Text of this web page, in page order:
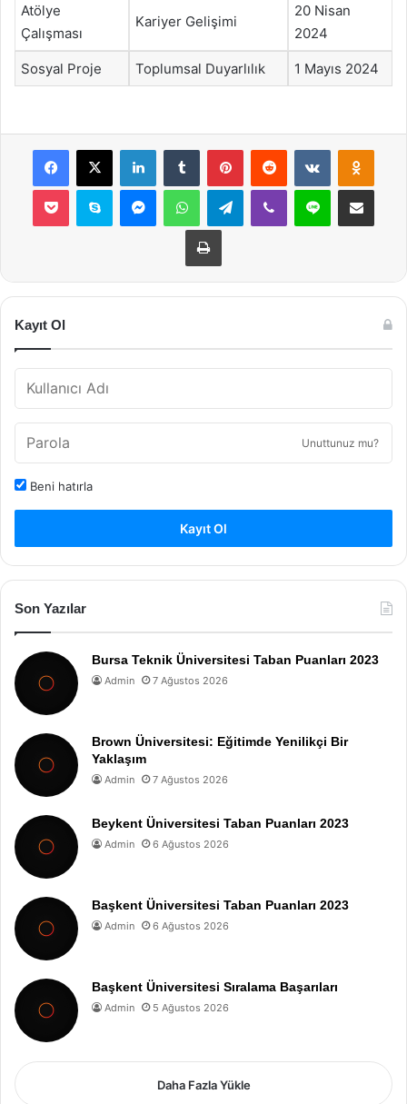
Atölye
Çalışması
Kariyer Gelişimi
20 Nisan
2024
Sosyal Proje Toplumsal Duyarlılık 1 Mayıs 2024
Facebook
X LinkedInTumblr PinterestReddit VKontakte
Pocket Skype MessengerWhatsAppTelegramViber Line E-Posta ile
Yazdır
Kayıt Ol
Unuttunuz mu?
Beni hatırla
Kayıt Ol
Son Yazılar
Bursa Teknik Üniversitesi Taban Puanları 2023
Admin 7 Ağustos 2026
Brown Üniversitesi: Eğitimde Yenilikçi Bir
Yaklaşım
Admin 7 Ağustos 2026
Beykent Üniversitesi Taban Puanları 2023
Admin 6 Ağustos 2026
Başkent Üniversitesi Taban Puanları 2023
Admin 6 Ağustos 2026
Başkent Üniversitesi Sıralama Başarıları
Admin 5 Ağustos 2026
Daha Fazla Yükle